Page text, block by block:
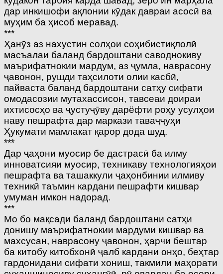
дар инкишофи ақлонии кӯдак давраи асосӣ ва
муҳим ба ҳисоб меравад.
***
Ҳанӯз аз нахустин солҳои соҳибистиқлолӣ
масъалаи баланд бардоштани саводнокиву
маърифатнокии мардум, аз ҷумла, наврасону
ҷавонон, рушди таҳсилоти олии касбӣ,
пайваста баланд бардоштани сатҳу сифати
омодасозии мутахассисон, тавсеаи доираи
ихтисосҳо ва ҷустуҷӯву дарёфти роҳу усулҳои
наву пешрафта дар маркази таваҷҷуҳи
Ҳукумати мамлакат қарор дода шуд.
***
Дар ҷаҳони муосир бе дастрасӣ ба илму
инноватсияи муосир, техникаву технологияҳои
пешрафта ва ташаккули ҷаҳонбинии илмиву
техникӣ таъмин кардани пешрафти кишвар
умуман имкон надорад.
***
Мо бо мақсади баланд бардоштани сатҳи
донишу маърифатнокии мардуми кишвар ва
махсусан, наврасону ҷавонон, ҳарчи бештар
ба китобу китобхонӣ ҷалб кардани онҳо, беҳтар
гардонидани сифати хониш, такмили маҳорати